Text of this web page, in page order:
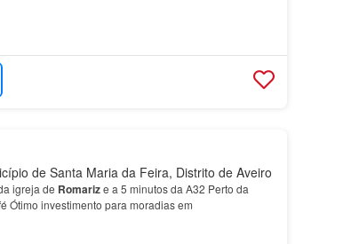
de Santa Maria da Feira, Distrito de Aveiro
igreja de Romarize a 5 minutos da A32 Perto da
Ótimo investimento para moradias em